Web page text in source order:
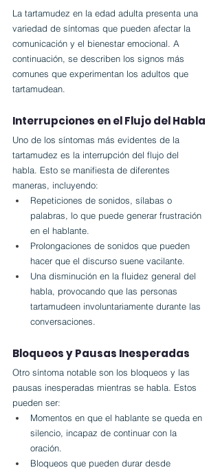
La tartamudez en la edad adulta presenta una
variedad de síntomas que pueden afectar la
comunicación y el bienestar emocional. A
continuación, se describen los signos más
comunes que experimentan los adultos que
tartamudean.
Interrupciones en el Flujo del Habla
Uno de los síntomas más evidentes de la
tartamudez es la interrupción del flujo del
habla. Esto se manifiesta de diferentes
maneras, incluyendo:
Repeticiones de sonidos, sílabas o
palabras, lo que puede generar frustración
en el hablante.
Prolongaciones de sonidos que pueden
hacer que el discurso suene vacilante.
Una disminución en la fluidez general del
habla, provocando que las personas
tartamudeen involuntariamente durante las
conversaciones.
Bloqueos y Pausas Inesperadas
Otro síntoma notable son los bloqueos y las
pausas inesperadas mientras se habla. Estos
pueden ser:
Momentos en que el hablante se queda en
silencio, incapaz de continuar con la
oración.
Bloqueos que pueden durar desde